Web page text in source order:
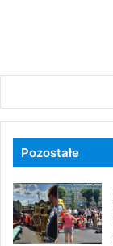
Pozostałe